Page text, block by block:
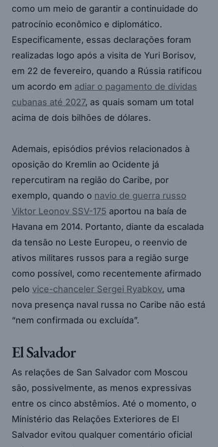
como um meio de garantir a continuidade do
patrocínio econômico e diplomático.
Especificamente, essas declarações foram
realizadas logo após a visita de Yuri Borisov,
em 22 de fevereiro, quando a Rússia ratificou
um acordo em adiar o pagamento de dívidas
cubanas até 2027, as quais somam um total
acima de dois bilhões de dólares.
Ademais, episódios prévios relacionados à
oposição do Kremlin ao Ocidente já
repercutiram na região do Caribe, por
exemplo, quando o navio de guerra russo
Viktor Leonov SSV-175 aportou na baía de
Havana em 2014. Portanto, diante da escalada
da tensão no Leste Europeu, o reenvio de
ativos militares russos para a região surge
como possível, como recentemente afirmado
pelo vice-chanceler Sergei Ryabkov, uma
nova presença naval russa no Caribe não está
“nem confirmada ou excluída”.
El Salvador
As relações de San Salvador com Moscou
são, possivelmente, as menos expressivas
entre os cinco abstêmios. Até o momento, o
Ministério das Relações Exteriores de El
Salvador evitou qualquer comentário oficial